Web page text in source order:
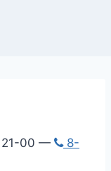
21-00 —
8-